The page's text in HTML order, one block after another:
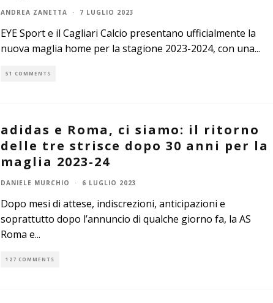
ANDREA ZANETTA · 7 LUGLIO 2023
EYE Sport e il Cagliari Calcio presentano ufficialmente la
nuova maglia home per la stagione 2023-2024, con una...
51 COMMENTS
adidas e Roma, ci siamo: il ritorno
delle tre strisce dopo 30 anni per la
maglia 2023-24
DANIELE MURCHIO · 6 LUGLIO 2023
Dopo mesi di attese, indiscrezioni, anticipazioni e
soprattutto dopo l’annuncio di qualche giorno fa, la AS
Roma e...
127 COMMENTS